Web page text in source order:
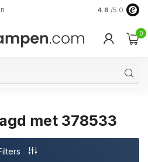
4.8 /5.0
0
met 378533